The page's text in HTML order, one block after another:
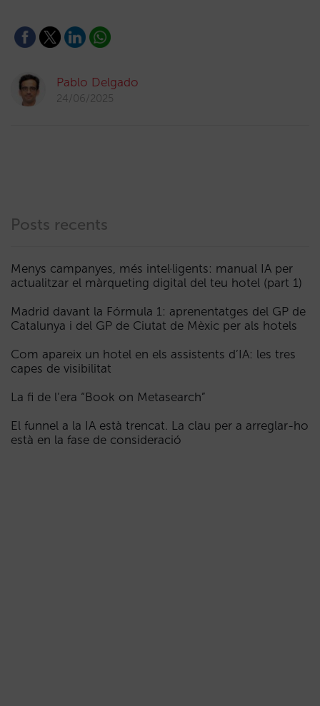
Pablo Delgado
24/06/2025
Posts recents
Menys campanyes, més intel·ligents: manual IA per
actualitzar el màrqueting digital del teu hotel (part 1)
Madrid davant la Fórmula 1: aprenentatges del GP de
Catalunya i del GP de Ciutat de Mèxic per als hotels
Com apareix un hotel en els assistents d’IA: les tres
capes de visibilitat
La fi de l’era “Book on Metasearch”
El funnel a la IA està trencat. La clau per a arreglar-ho
està en la fase de consideració